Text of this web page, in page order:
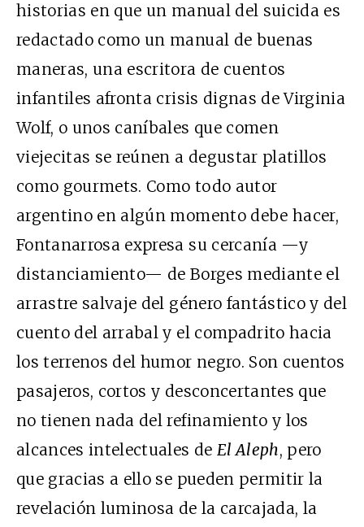
historias en que un manual del suicida es
redactado como un manual de buenas
maneras, una escritora de cuentos
infantiles afronta crisis dignas de Virginia
Wolf, o unos caníbales que comen
viejecitas se reúnen a degustar platillos
como gourmets. Como todo autor
argentino en algún momento debe hacer,
Fontanarrosa expresa su cercanía —y
distanciamiento— de Borges mediante el
arrastre salvaje del género fantástico y del
cuento del arrabal y el compadrito hacia
los terrenos del humor negro. Son cuentos
pasajeros, cortos y desconcertantes que
no tienen nada del refinamiento y los
alcances intelectuales de El Aleph, pero
que gracias a ello se pueden permitir la
revelación luminosa de la carcajada, la